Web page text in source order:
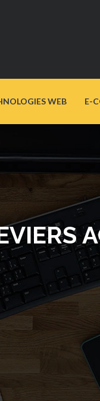
WEB E-